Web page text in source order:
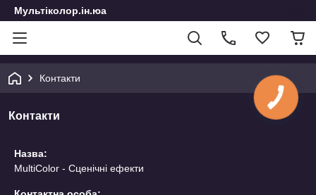
Мультіколор.ін.юа
Контакти
Контакти
Назва:
MultiColor - Сценічні ефекти
КНОПКА
ЗВ'ЯЗКУ